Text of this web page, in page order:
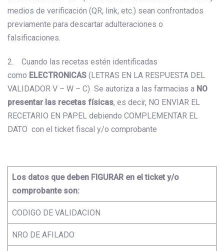
medios de verificación (QR, link, etc.) sean confrontados
previamente para descartar adulteraciones o
falsificaciones.
2. Cuando las recetas estén identificadas
como ELECTRONICAS (LETRAS EN LA RESPUESTA DEL
VALIDADOR V – W – C) Se autoriza a las farmacias a NO
presentar las recetas físicas, es decir, NO ENVIAR EL
RECETARIO EN PAPEL debiendo COMPLEMENTAR EL
DATO con el ticket fiscal y/o comprobante
Los datos que deben FIGURAR en el ticket y/o
comprobante son:
CODIGO DE VALIDACION
NRO DE AFILADO